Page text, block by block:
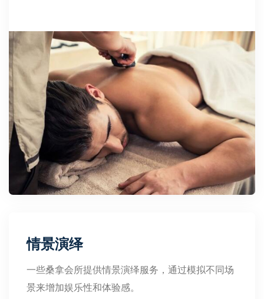
情景演绎
一些桑拿会所提供情景演绎服务，通过模拟不同场
景来增加娱乐性和体验感。